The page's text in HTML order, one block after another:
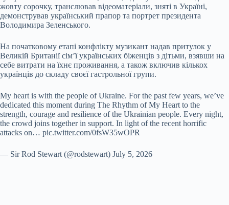
жовту сорочку, транслював відеоматеріали, зняті в Україні,
демонстрував український прапор та портрет президента
Володимира Зеленського.
На початковому етапі конфлікту музикант надав притулок у
Великій Британії сім’ї українських біженців з дітьми, взявши на
себе витрати на їхнє проживання, а також включив кількох
українців до складу своєї гастрольної групи.
My heart is with the people of Ukraine. For the past few years, we’ve
dedicated this moment during The Rhythm of My Heart to the
strength, courage and resilience of the Ukrainian people. Every night,
the crowd joins together in support. In light of the recent horrific
attacks on… pic.twitter.com/0fsW35wOPR
— Sir Rod Stewart (@rodstewart) July 5, 2026